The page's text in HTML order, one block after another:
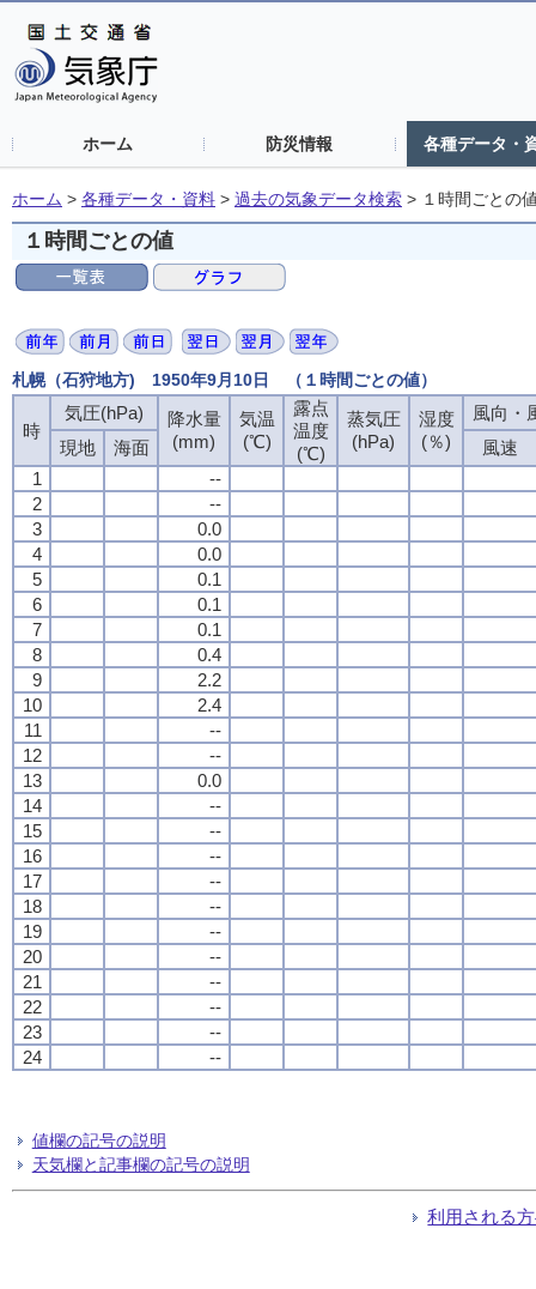
ホーム 防災情報 各種データ・
ホーム > 各種データ・資料 > 過去の気象データ検索 > １時間ごとの
１時間ごとの値
札幌（石狩地方) 1950年9月10日 （１時間ごとの値）
時
気圧(hPa)
降水量
(mm)
気温
(℃)
露点
温度
(℃)
蒸気圧
(hPa)
湿度
(％)
風向・
現地
海面
風速
1
--
2
--
3
0.0
4
0.0
5
0.1
6
0.1
7
0.1
8
0.4
9
2.2
10
2.4
11
--
12
--
13
0.0
14
--
15
--
16
--
17
--
18
--
19
--
20
--
21
--
22
--
23
--
24
--
値欄の記号の説明
天気欄と記事欄の記号の説明
利用される